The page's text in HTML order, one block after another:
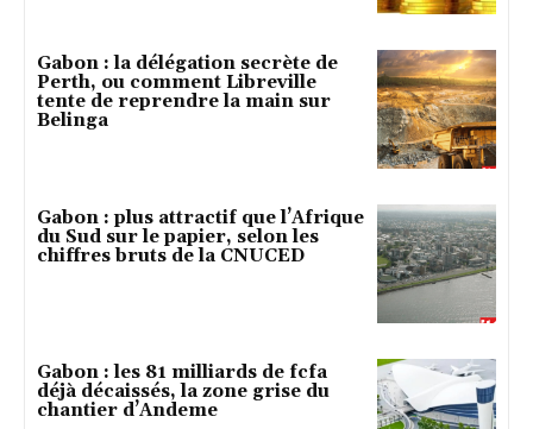
Gabon : la délégation secrète de
Perth, ou comment Libreville
tente de reprendre la main sur
Belinga
Gabon : plus attractif que l’Afrique
du Sud sur le papier, selon les
chiffres bruts de la CNUCED
Gabon : les 81 milliards de fcfa
déjà décaissés, la zone grise du
chantier d’Andeme